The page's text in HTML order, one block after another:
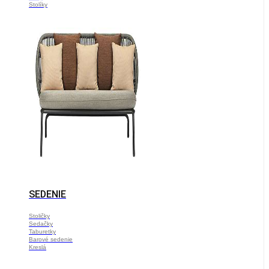
Stolíky
SEDENIE
Stoličky
Sedačky
Taburetky
Barové sedenie
Kreslá